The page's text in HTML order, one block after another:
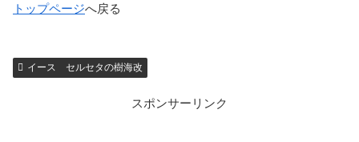
トップページへ戻る
イース セルセタの樹海改
スポンサーリンク